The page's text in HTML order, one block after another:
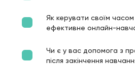
Як керувати своїм часом
ефективне онлайн-
Чи є у вас допомога з
після закінчення